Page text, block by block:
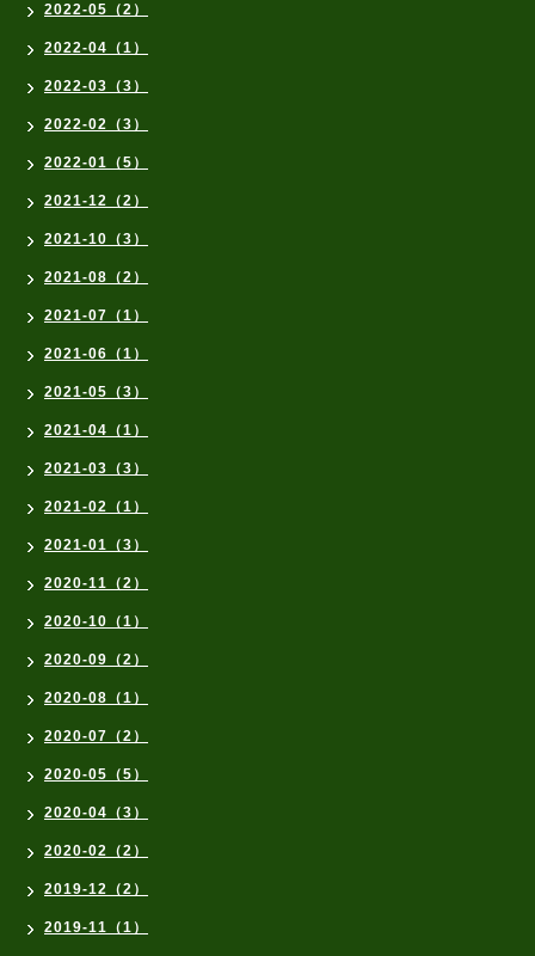
2022-05（2）
2022-04（1）
2022-03（3）
2022-02（3）
2022-01（5）
2021-12（2）
2021-10（3）
2021-08（2）
2021-07（1）
2021-06（1）
2021-05（3）
2021-04（1）
2021-03（3）
2021-02（1）
2021-01（3）
2020-11（2）
2020-10（1）
2020-09（2）
2020-08（1）
2020-07（2）
2020-05（5）
2020-04（3）
2020-02（2）
2019-12（2）
2019-11（1）